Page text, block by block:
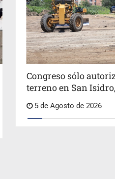
Congreso sólo
terreno en San
5 de Agosto de 2026